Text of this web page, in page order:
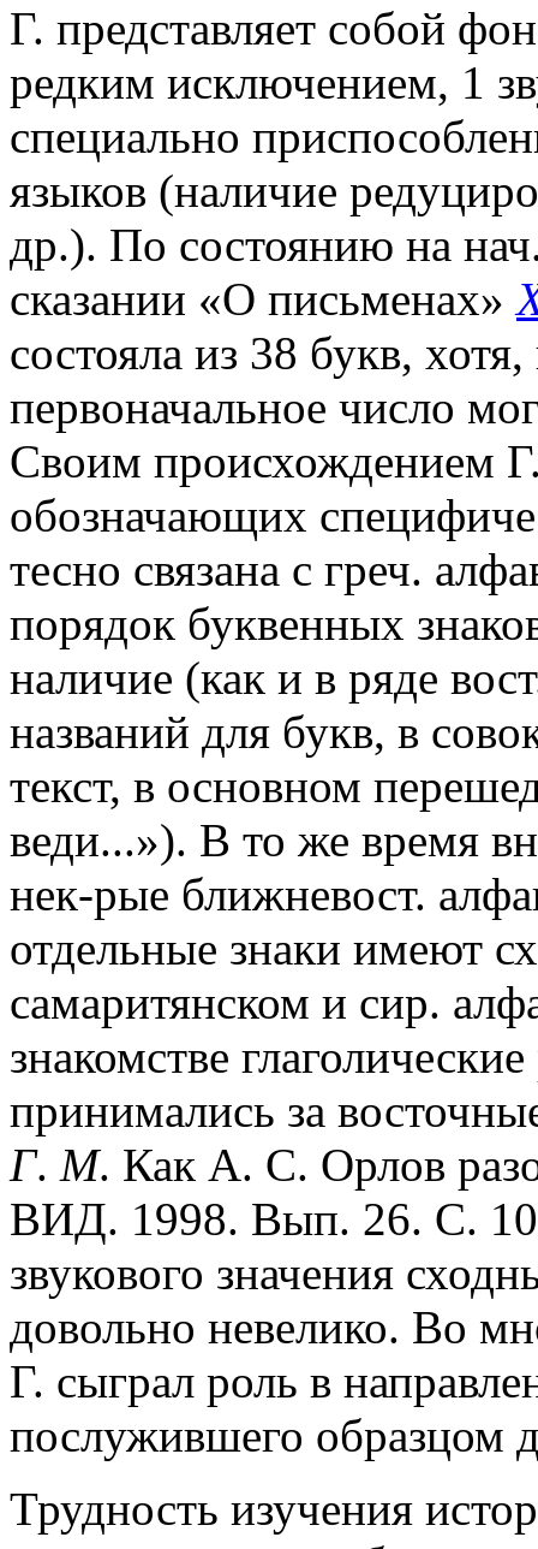
Г. представляет собой
редким исключением, 1
специально
языков (наличие
др.). По состоянию на
сказании «О письменах»
состояла из 38 букв,
первоначальное число
Своим происхождением
обозначающих
тесно связана с греч.
порядок буквенных
наличие (как и в ряде
названий для букв, в
текст, в основном
веди...»). В то же время
нек-рые ближневост.
отдельные знаки имеют
самаритянском и сир.
знакомстве
принимались за
Г. М. Как А. С. Орлов
ВИД. 1998. Вып. 26. С.
звукового значения
довольно невелико. Во
Г. сыграл роль в
послужившего образцом
Трудность изучения